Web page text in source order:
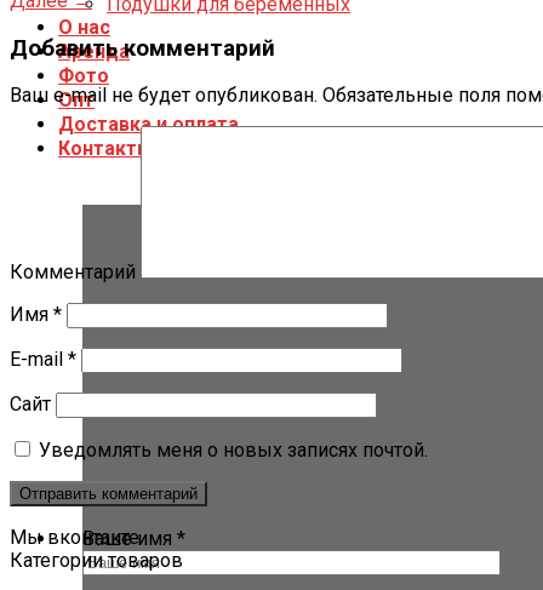
О нас
Аренда
Фото
Опт
Доставка и оплата
Контакты
Ваше имя *
Добавить комментарий
Ваш e-mail не будет опубликован. Обязательные поля
Комментарий
Имя *
E-mail *
Сайт
Уведомлять меня о новых записях почтой.
Мы вконтакте
Категории товаров